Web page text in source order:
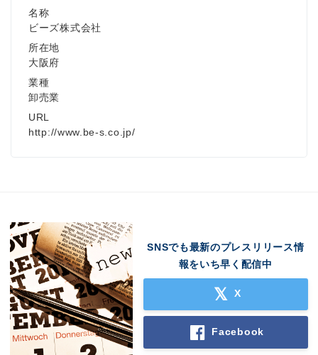
名称
ビーズ株式会社
所在地
大阪府
業種
卸売業
URL
http://www.be-s.co.jp/
SNSでも最新のプレスリリース情
報をいち早く配信中
X
Facebook